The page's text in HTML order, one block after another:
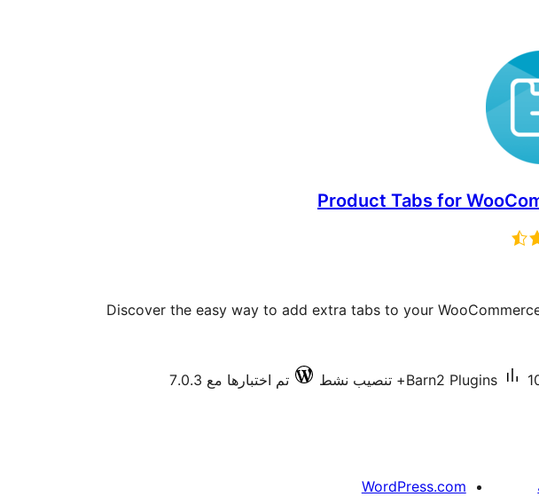
Product Tabs for
Discover the easy way to add extra tabs to your
Barn2 Plugins تم اختبارها مع 7.0.3
WordPress.com